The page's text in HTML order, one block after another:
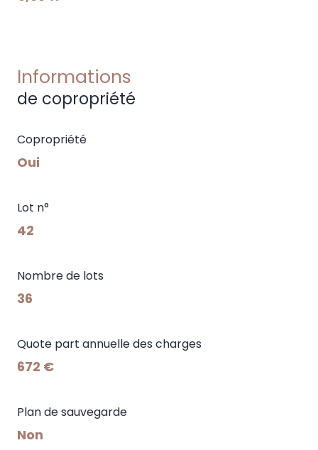
Informations
de copropriété
Copropriété
Oui
Lot n°
42
Nombre de lots
36
Quote part annuelle des charges
672 €
Plan de sauvegarde
Non